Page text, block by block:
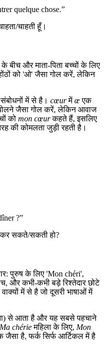
quelque chose.”
चाहती हूँ।
बीच और माता-पिता बच्चों के लिए
को 'ओ' जैसा गोल करें, लेकिन
में से है। cœurमेंœएक
जैसा गोल करें, लेकिन आवाज
को mon cœurकहते हैं, इसलिए
की कोमलता जुड़ी रहती है।
?”
कर सकते/सकती हो?
पुरुष के लिए 'Mon chéri',
और कभी-कभी बड़े रिश्तेदार छोटे
में से है जो दूसरी भाषाओं में
से आता है और यह सबसे पहचाने
Ma chérieमहिला के लिए, Mon
है, फर्क सिर्फ आर्टिकल में है